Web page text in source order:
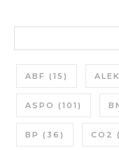
ABF (15)
ASPO (101)
BP (36) CO2